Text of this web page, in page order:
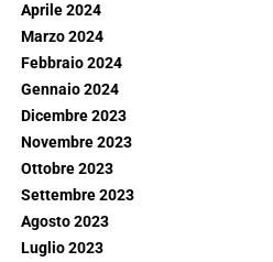
Aprile 2024
Marzo 2024
Febbraio 2024
Gennaio 2024
Dicembre 2023
Novembre 2023
Ottobre 2023
Settembre 2023
Agosto 2023
Luglio 2023